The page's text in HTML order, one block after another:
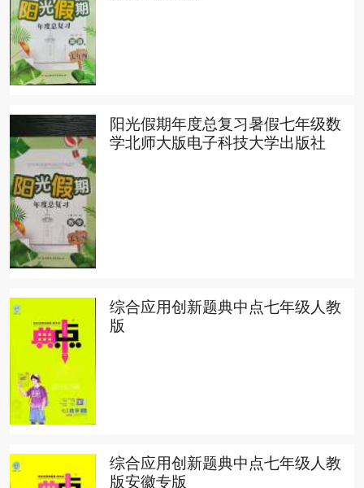
阳光假期年度总复习暑假七年级数
学北师大版电子科技大学出版社
综合应用创新题典中点七年级人教
版
综合应用创新题典中点七年级人教
版安徽专版